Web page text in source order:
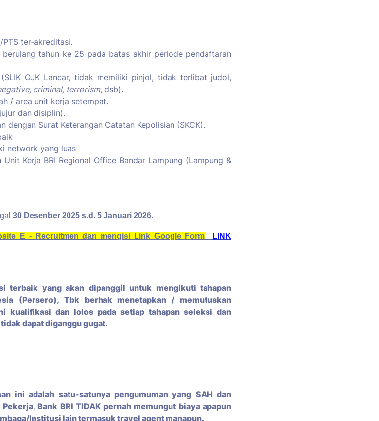
ter-akreditasi.
tahun ke 25 pada batas akhir periode pendaftaran
OJK Lancar, tidak memiliki pinjol, tidak terlibat judol,
criminal, terrorism, dsb).
/ area unit kerja setempat.
dan disiplin).
dengan Surat Keterangan Catatan Kepolisian (SKCK).
network yang luas
Kerja BRI Regional Office Bandar Lampung (Lampung &
30 Desenber 2025 s.d. 5 Januari 2026.
E - Recruitmen dan mengisi Link Google Form
LINK
terbaik yang akan dipanggil untuk mengikuti tahapan
(Persero), Tbk berhak menetapkan / memutuskan
kualifikasi dan lolos pada setiap tahapan seleksi dan
dapat diganggu gugat.
ini adalah satu-satunya pengumuman yang SAH dan
Bank BRI TIDAK pernah memungut biaya apapun
Institusi lain termasuk travel agent manapun.